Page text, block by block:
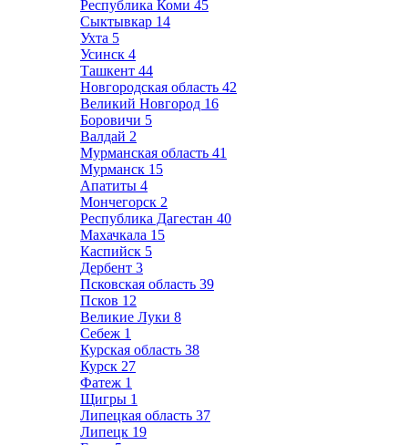
Республика Коми 45
Сыктывкар 14
Ухта 5
Усинск 4
Ташкент 44
Новгородская область 42
Великий Новгород 16
Боровичи 5
Валдай 2
Мурманская область 41
Мурманск 15
Апатиты 4
Мончегорск 2
Республика Дагестан 40
Махачкала 15
Каспийск 5
Дербент 3
Псковская область 39
Псков 12
Великие Луки 8
Себеж 1
Курская область 38
Курск 27
Фатеж 1
Щигры 1
Липецкая область 37
Липецк 19